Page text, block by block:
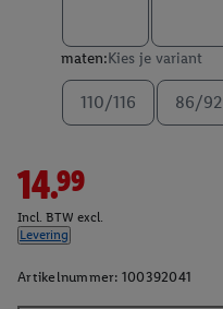
maten:Kies je variant
110/116 86/92
14.99
Incl. BTW excl.
Levering
Artikelnummer: 100392041